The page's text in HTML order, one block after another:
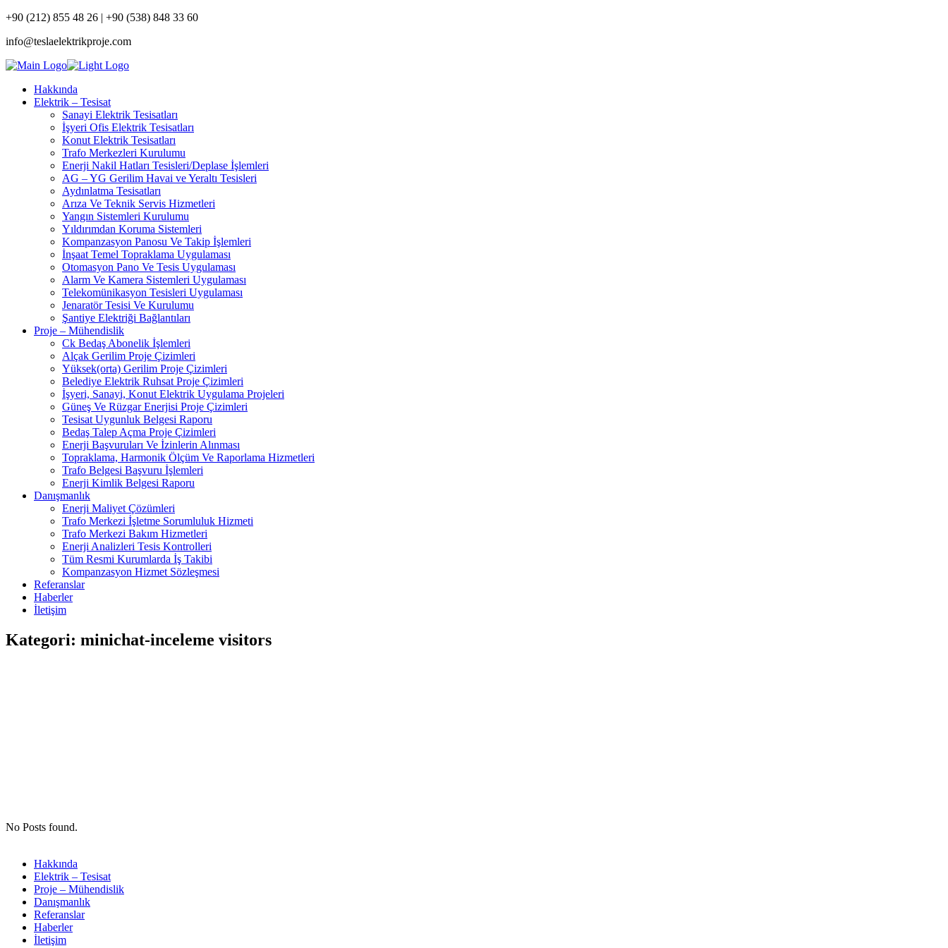
+90 (212) 855 48 26 | +90 (538) 848 33 60
info@teslaelektrikproje.com
Hakkında
Elektrik – Tesisat
Sanayi Elektrik Tesisatları
İşyeri Ofis Elektrik Tesisatları
Konut Elektrik Tesisatları
Trafo Merkezleri Kurulumu
Enerji Nakil Hatları Tesisleri/Deplase İşlemleri
AG – YG Gerilim Havai ve Yeraltı Tesisleri
Aydınlatma Tesisatları
Arıza Ve Teknik Servis Hizmetleri
Yangın Sistemleri Kurulumu
Yıldırımdan Koruma Sistemleri
Kompanzasyon Panosu Ve Takip İşlemleri
İnşaat Temel Topraklama Uygulaması
Otomasyon Pano Ve Tesis Uygulaması
Alarm Ve Kamera Sistemleri Uygulaması
Telekomünikasyon Tesisleri Uygulaması
Jenaratör Tesisi Ve Kurulumu
Şantiye Elektriği Bağlantıları
Proje – Mühendislik
Ck Bedaş Abonelik İşlemleri
Alçak Gerilim Proje Çizimleri
Yüksek(orta) Gerilim Proje Çizimleri
Belediye Elektrik Ruhsat Proje Çizimleri
İşyeri, Sanayi, Konut Elektrik Uygulama Projeleri
Güneş Ve Rüzgar Enerjisi Proje Çizimleri
Tesisat Uygunluk Belgesi Raporu
Bedaş Talep Açma Proje Çizimleri
Enerji Başvuruları Ve İzinlerin Alınması
Topraklama, Harmonik Ölçüm Ve Raporlama Hizmetleri
Trafo Belgesi Başvuru İşlemleri
Enerji Kimlik Belgesi Raporu
Danışmanlık
Enerji Maliyet Çözümleri
Trafo Merkezi İşletme Sorumluluk Hizmeti
Trafo Merkezi Bakım Hizmetleri
Enerji Analizleri Tesis Kontrolleri
Tüm Resmi Kurumlarda İş Takibi
Kompanzasyon Hizmet Sözleşmesi
Referanslar
Haberler
İletişim
Kategori: minichat-inceleme visitors
No Posts found.
Hakkında
Elektrik – Tesisat
Proje – Mühendislik
Danışmanlık
Referanslar
Haberler
İletişim